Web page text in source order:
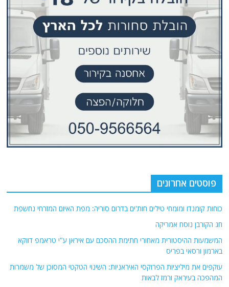
פוסטים אחרונים
כוחות קומנדו ומומחי טילים חות'ים בדרום סוריה: מפת האיום המזרחי נחשפת
חג הקורבן נוסח אמריקה
המשמעות ההיסטורית מאחורי חתימת ההסכם עם איראן ע"י טראמפ דווקא
בארמון ורסאי בפריס
עוקפים את מיליציות הפרוקסי האיראניות: השינוי הטקטי המסוכן של משמרות
המהפכה בעיראק ורמז לבאות